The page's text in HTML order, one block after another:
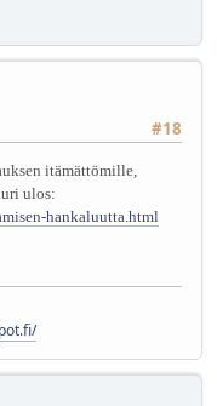
#18
itämättömille,
ulos:
hankaluutta.html